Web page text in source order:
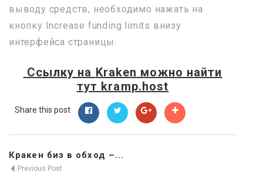
выводу средств, необходимо нажать на
кнопку Increase funding limits внизу
интерфейса страницы.
Ссылку на Kraken можно найти
тут kramp.host
Share this post
Кракен биз в обход –...
Previous Post